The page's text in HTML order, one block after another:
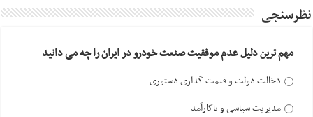
نظرسنجی
مهم ترین دلیل عدم موفقیت صنعت خودرو در ایران را چه می دانید
دخالت دولت و قیمت گذاری دستوری
مدیریت سیاسی و ناکارآمد